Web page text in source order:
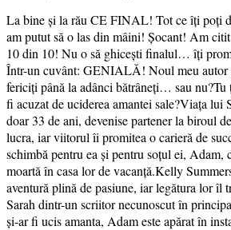
La bine și la rău CE FINAL! Tot ce îți poți
am putut să o las din mâini! Șocant! Am citit
10 din 10! Nu o să ghicești finalul… îți
Într-un cuvânt: GENIALĂ! Noul meu
fericiți până la adânci bătrâneți… sau nu?Tu
fi acuzat de uciderea amantei sale?Viața lui
doar 33 de ani, devenise partener la biroul
lucra, iar viitorul îi promitea o carieră de
schimbă pentru ea și pentru soțul ei, Adam,
moartă în casa lor de vacanță.Kelly
aventură plină de pasiune, iar legătura lor îl
Sarah dintr-un scriitor necunoscut în
și-ar fi ucis amanta, Adam este apărat în